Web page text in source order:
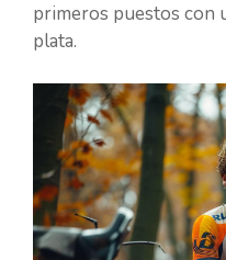
primeros puestos con
plata.